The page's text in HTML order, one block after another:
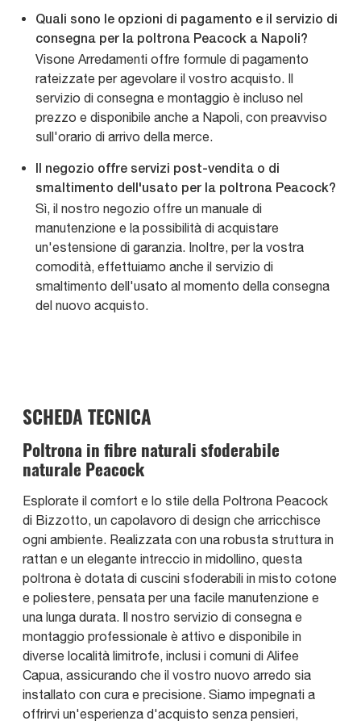
Quali sono le opzioni di pagamento e il servizio di
consegna per la poltrona Peacock a Napoli?
Visone Arredamenti offre formule di pagamento
rateizzate per agevolare il vostro acquisto. Il
servizio di consegna e montaggio è incluso nel
prezzo e disponibile anche a Napoli, con preavviso
sull'orario di arrivo della merce.
Il negozio offre servizi post-vendita o di
smaltimento dell'usato per la poltrona Peacock?
Sì, il nostro negozio offre un manuale di
manutenzione e la possibilità di acquistare
un'estensione di garanzia. Inoltre, per la vostra
comodità, effettuiamo anche il servizio di
smaltimento dell'usato al momento della consegna
del nuovo acquisto.
SCHEDA TECNICA
Poltrona in fibre naturali sfoderabile
naturale Peacock
Esplorate il comfort e lo stile della Poltrona Peacock
di Bizzotto, un capolavoro di design che arricchisce
ogni ambiente. Realizzata con una robusta struttura in
rattan e un elegante intreccio in midollino, questa
poltrona è dotata di cuscini sfoderabili in misto cotone
e poliestere, pensata per una facile manutenzione e
una lunga durata. Il nostro servizio di consegna e
montaggio professionale è attivo e disponibile in
diverse località limitrofe, inclusi i comuni di Alifee
Capua, assicurando che il vostro nuovo arredo sia
installato con cura e precisione. Siamo impegnati a
offrirvi un'esperienza d'acquisto senza pensieri,